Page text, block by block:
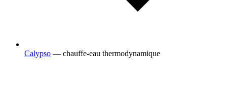
Calypso — chauffe-eau thermodynamique